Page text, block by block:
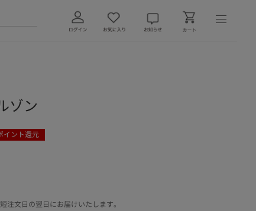
ゾン
イント還元
注文日の翌日にお届けいたします。